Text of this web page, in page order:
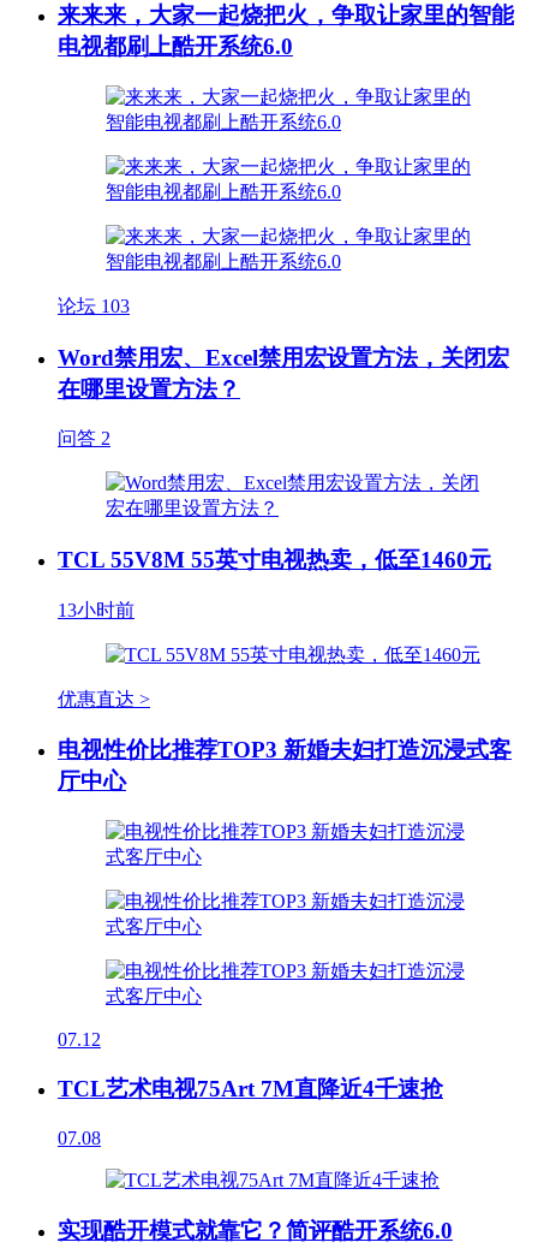
来来来，大家一起烧把火，争取让家里的智能
电视都刷上酷开系统6.0
论坛 103
Word禁用宏、Excel禁用宏设置方法，关闭宏
在哪里设置方法？
问答 2
TCL 55V8M 55英寸电视热卖，低至1460元
13小时前
优惠直达 >
电视性价比推荐TOP3 新婚夫妇打造沉浸式客
厅中心
07.12
TCL艺术电视75Art 7M直降近4千速抢
07.08
实现酷开模式就靠它？简评酷开系统6.0